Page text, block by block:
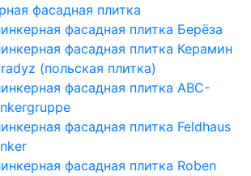
фасадная плитка
фасадная плитка Берёза
фасадная плитка Керамин
(польская плитка)
фасадная плитка ABC-
фасадная плитка Feldhaus
фасадная плитка Roben